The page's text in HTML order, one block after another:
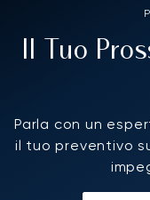
Il Tuo
Parla con un
il tuo preventivo